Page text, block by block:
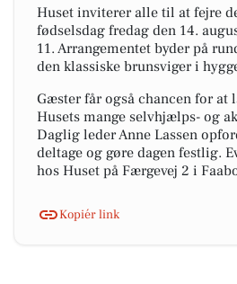
Huset inviterer alle til at fejre
fødselsdag fredag den 14.
11. Arrangementet byder på
den klassiske brunsviger i
Gæster får også chancen for at
Husets mange selvhjælps- og
Daglig leder Anne Lassen
deltage og gøre dagen festlig.
hos Huset på Færgevej 2 i
Kopiér link